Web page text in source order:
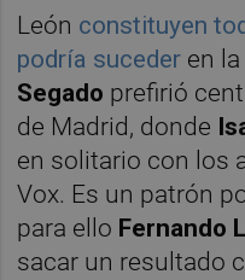
León constituyen
podría suceder en
Segado prefirió
de Madrid, donde
en solitario con los
Vox. Es un patrón
para ello Fernando
sacar un resultado